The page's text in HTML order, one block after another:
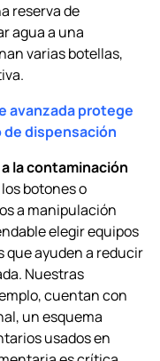
reserva de
agua a una
varias botellas,
avanzada protege
de dispensación
la contaminación
botones o
a manipulación
elegir equipos
ayuden a reducir
Nuestras
cuentan con
un esquema
usados en